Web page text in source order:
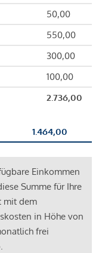
50,00
550,00
300,00
100,00
2.736,00
1.464,00
Einkommen
Summe für Ihre
mit dem
in Höhe von
frei